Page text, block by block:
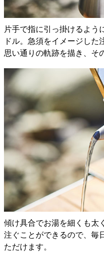
片手で指に引っ掛けるよう
ドル。急須をイメージした
思い通りの軌跡を描き、そ
傾け具合でお湯を細くも太
注ぐことができるので、毎
ただけます。